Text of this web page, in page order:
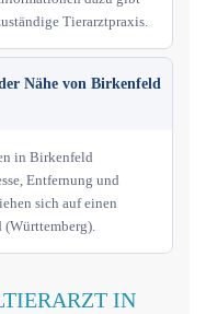
Tierarztpraxis.
Nähe von Birkenfeld
in Birkenfeld
Entfernung und
sich auf einen
IN